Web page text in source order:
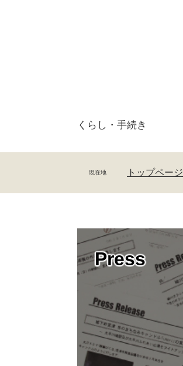
くらし・ 手続き
現在地 トップページ
Press